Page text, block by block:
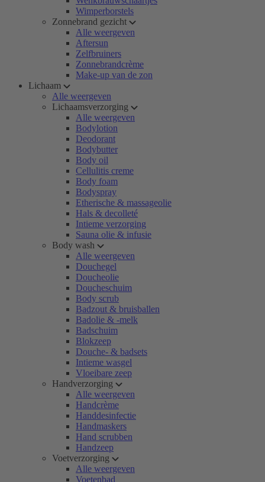
Wimperborstels
Zonnebrand gezicht
Alle weergeven
Aftersun
Zelfbruiners
Zonnebrandcrème
Make-up van de zon
Lichaam
Alle weergeven
Lichaamsverzorging
Alle weergeven
Bodylotion
Deodorant
Bodybutter
Body oil
Cellulitis creme
Body foam
Bodyspray
Etherische & massageolie
Hals & decolleté
Intieme verzorging
Sauna olie & infusie
Body wash
Alle weergeven
Douchegel
Doucheolie
Doucheschuim
Body scrub
Badzout & bruisballen
Badolie & -melk
Badschuim
Blokzeep
Douche- & badsets
Intieme wasgel
Vloeibare zeep
Handverzorging
Alle weergeven
Handcrème
Handdesinfectie
Handmaskers
Hand scrubben
Handzeep
Voetverzorging
Alle weergeven
Voetenbad